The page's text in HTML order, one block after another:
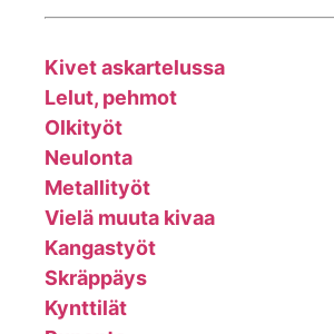
Kivet askartelussa
Lelut, pehmot
Olkityöt
Neulonta
Metallityöt
Vielä muuta kivaa
Kangastyöt
Skräppäys
Kynttilät